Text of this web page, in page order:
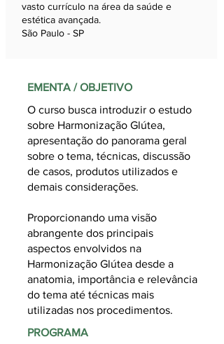
vasto currículo na área da saúde e
estética avançada.
São Paulo - SP
EMENTA / OBJETIVO
O curso busca introduzir o estudo
sobre Harmonização Glútea,
apresentação do panorama geral
sobre o tema, técnicas, discussão
de casos, produtos utilizados e
demais considerações.
Proporcionando uma visão
abrangente dos principais
aspectos envolvidos na
Harmonização Glútea desde a
anatomia, importância e relevância
do tema até técnicas mais
utilizadas nos procedimentos.
PROGRAMA